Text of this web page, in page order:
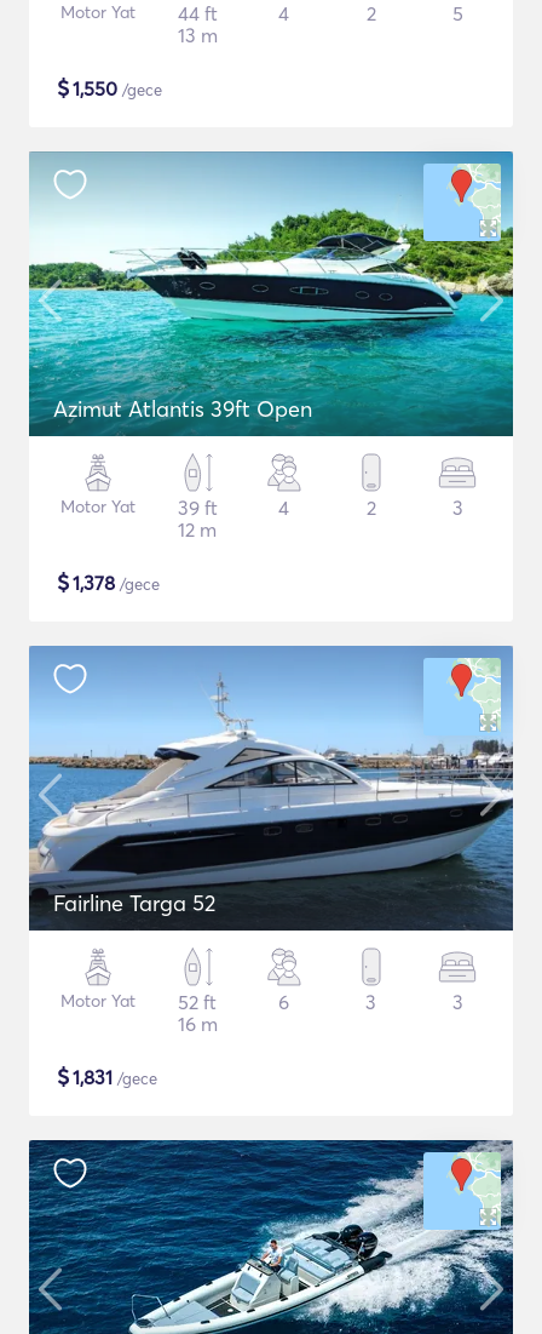
Motor Yat
44 ft
13 m
4 2 5
$1,550 /gece
Azimut Atlantis 39ft Open
Motor Yat
39 ft
12 m
4 2 3
$1,378 /gece
Fairline Targa 52
Motor Yat
52 ft
16 m
6 3 3
$1,831 /gece